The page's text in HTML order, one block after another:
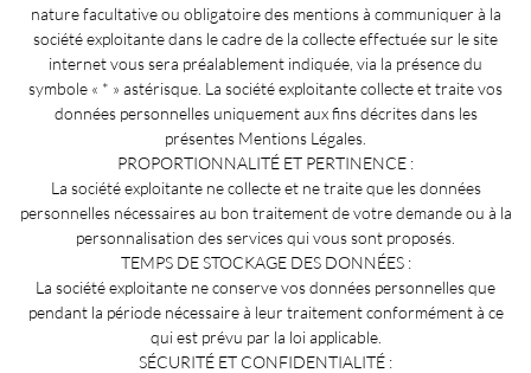
nature facultative ou obligatoire des mentions à communiquer à la
société exploitante dans le cadre de la collecte effectuée sur le site
internet vous sera préalablement indiquée, via la présence du
symbole « * » astérisque. La société exploitante collecte et traite vos
données personnelles uniquement aux fins décrites dans les
présentes Mentions Légales.
PROPORTIONNALITÉ ET PERTINENCE :
La société exploitante ne collecte et ne traite que les données
personnelles nécessaires au bon traitement de votre demande ou à la
personnalisation des services qui vous sont proposés.
TEMPS DE STOCKAGE DES DONNÉES :
La société exploitante ne conserve vos données personnelles que
pendant la période nécessaire à leur traitement conformément à ce
qui est prévu par la loi applicable.
SÉCURITÉ ET CONFIDENTIALITÉ :